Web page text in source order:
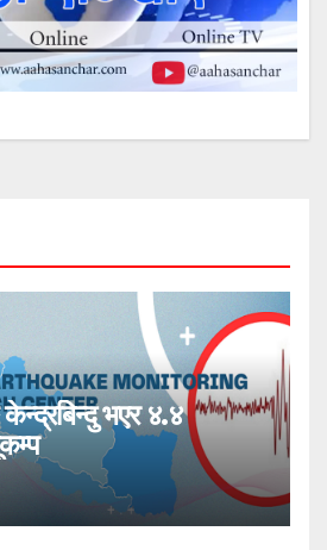
केन्द्रबिन्दु भएर ४.४